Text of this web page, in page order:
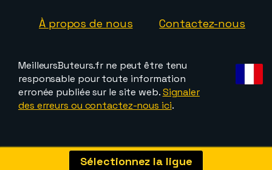
À propos de nous Contactez-nous
MeilleursButeurs.fr ne peut être tenu
responsable pour toute information
erronée publiée sur le site web.Signaler
des erreurs ou contactez-nous ici.
Sélectionnez la ligue